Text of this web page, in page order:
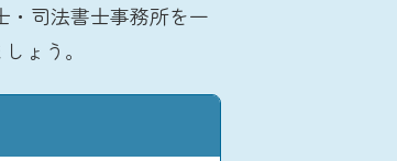
・司法書士事務所を一
ょう。